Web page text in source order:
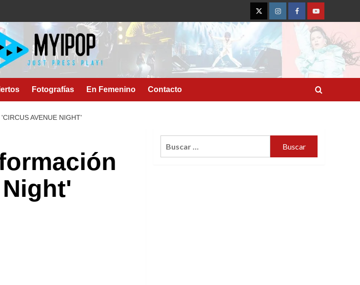
TwitterInstagramFacebookYouTube
Fotografías En Femenino Contacto
AVENUE NIGHT'